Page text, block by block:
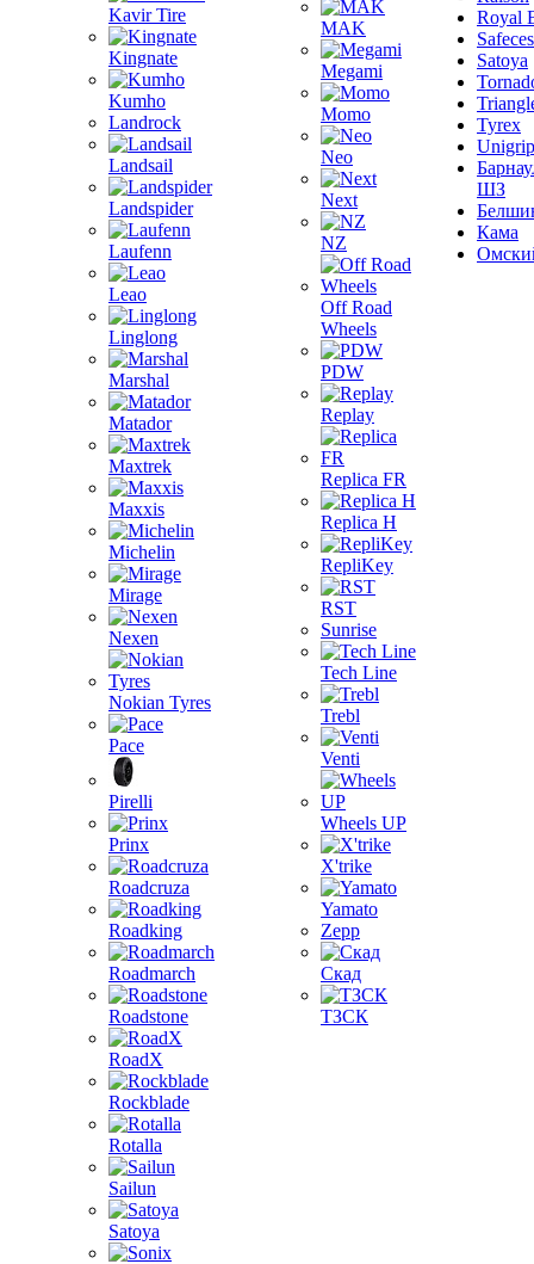
Kavir Tire
Kingnate
Kumho
Landrock
Landsail
Landspider
Laufenn
Leao
Linglong
Marshal
Matador
Maxtrek
Maxxis
Michelin
Mirage
Nexen
Nokian Tyres
Pace
Pirelli
Prinx
Roadcruza
Roadking
Roadmarch
Roadstone
RoadX
Rockblade
Rotalla
Sailun
Satoya
MAK
Megami
Momo
Neo
Next
NZ
Off Road
Wheels
PDW
Replay
Replica FR
Replica H
RepliKey
RST
Sunrise
Tech Line
Trebl
Venti
Wheels UP
X'trike
Yamato
Zepp
Скад
ТЗСК
Royal
Satoya
Tyrex
Unigrip
ШЗ
Кама